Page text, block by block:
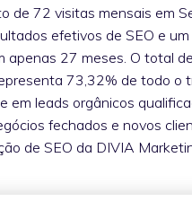
de 72 visitas mensais em
efetivos de SEO e
27 meses. O total
73,32% de todo o
em leads orgânicos
fechados e novos
de SEO da DIVIA